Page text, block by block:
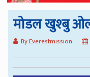
मोडल खुश्बु ओली
By Everestmission